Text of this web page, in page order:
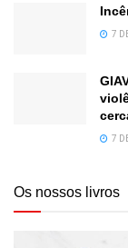
7
7
Os nossos livros